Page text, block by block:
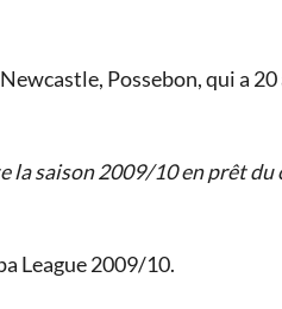
Possebon, qui a
la saison 2009/10 en prêt du
League 2009/10.